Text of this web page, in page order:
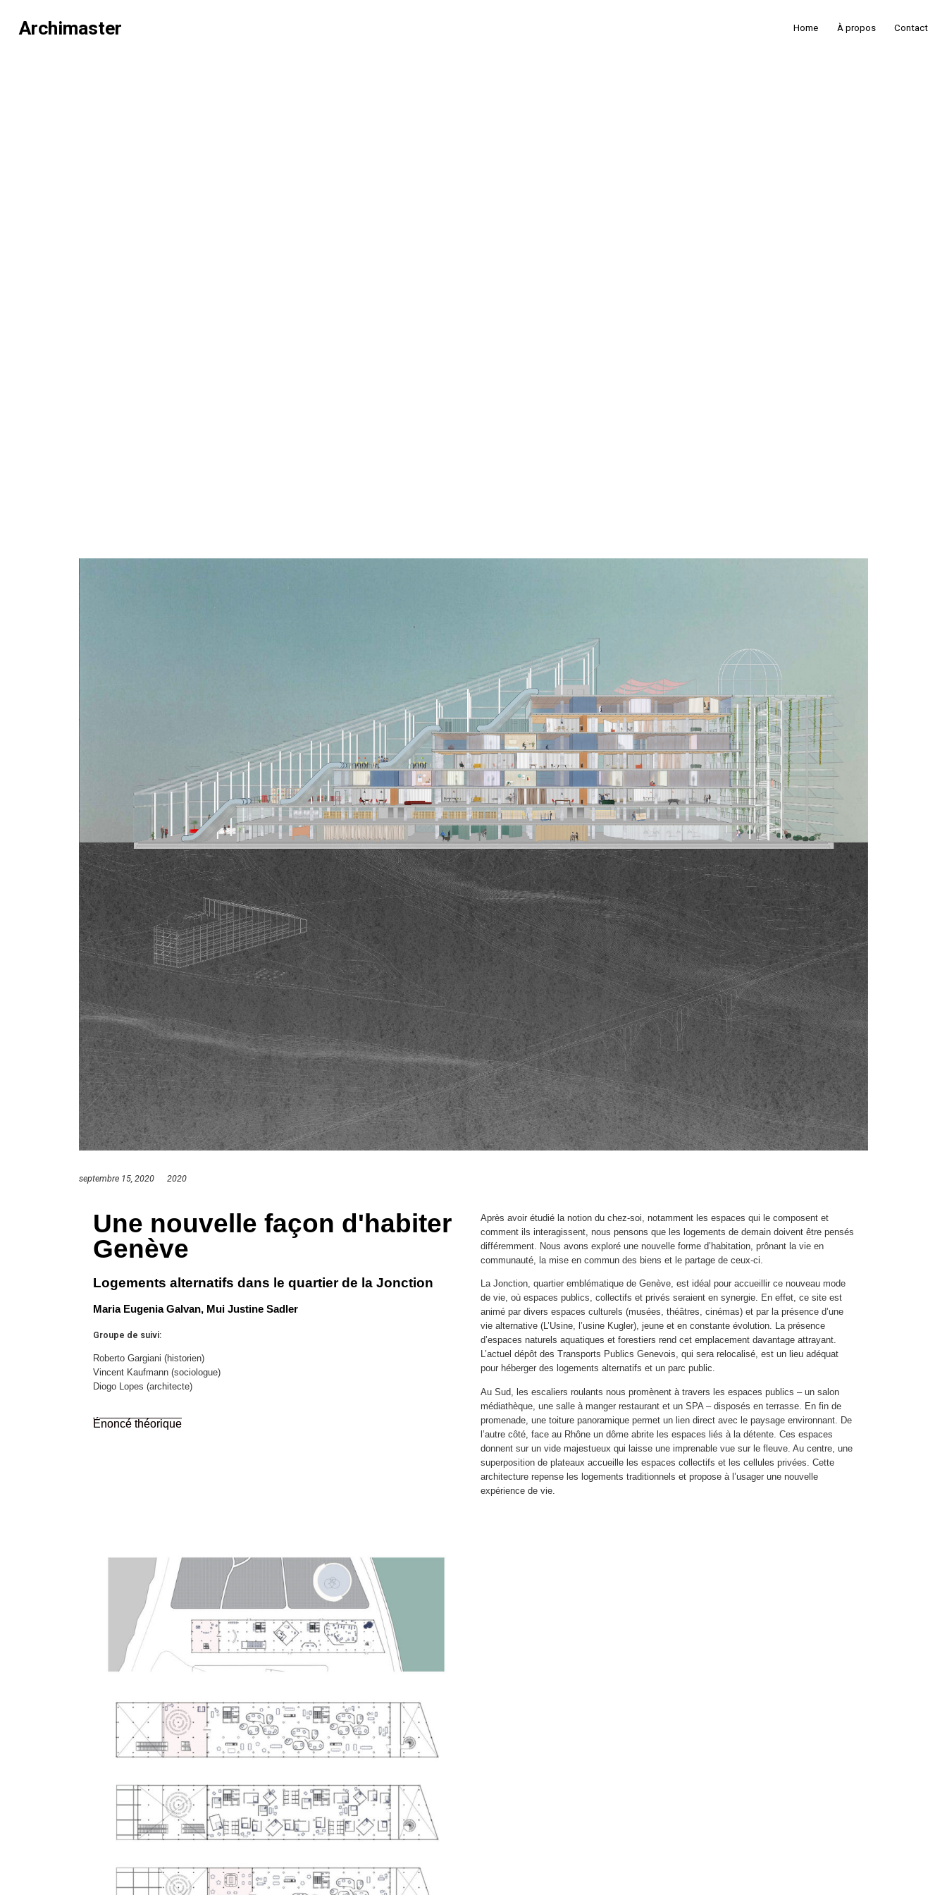
Archimaster Home À propos Contact
septembre 15, 2020 2020
Une nouvelle façon d'habiter
Genève
Logements alternatifs dans le quartier de la Jonction
Maria Eugenia Galvan, Mui Justine Sadler
Groupe de suivi:
Roberto Gargiani (historien)
Vincent Kaufmann (sociologue)
Diogo Lopes (architecte)
Énoncé théorique
Après avoir étudié la notion du chez-soi, notamment les espaces qui le composent et
comment ils interagissent, nous pensons que les logements de demain doivent être pensés
différemment. Nous avons exploré une nouvelle forme d’habitation, prônant la vie en
communauté, la mise en commun des biens et le partage de ceux-ci.
La Jonction, quartier emblématique de Genève, est idéal pour accueillir ce nouveau mode
de vie, où espaces publics, collectifs et privés seraient en synergie. En effet, ce site est
animé par divers espaces culturels (musées, théâtres, cinémas) et par la présence d’une
vie alternative (L’Usine, l’usine Kugler), jeune et en constante évolution. La présence
d’espaces naturels aquatiques et forestiers rend cet emplacement davantage attrayant.
L’actuel dépôt des Transports Publics Genevois, qui sera relocalisé, est un lieu adéquat
pour héberger des logements alternatifs et un parc public.
Au Sud, les escaliers roulants nous promènent à travers les espaces publics – un salon
médiathèque, une salle à manger restaurant et un SPA – disposés en terrasse. En fin de
promenade, une toiture panoramique permet un lien direct avec le paysage environnant. De
l’autre côté, face au Rhône un dôme abrite les espaces liés à la détente. Ces espaces
donnent sur un vide majestueux qui laisse une imprenable vue sur le fleuve. Au centre, une
superposition de plateaux accueille les espaces collectifs et les cellules privées. Cette
architecture repense les logements traditionnels et propose à l’usager une nouvelle
expérience de vie.